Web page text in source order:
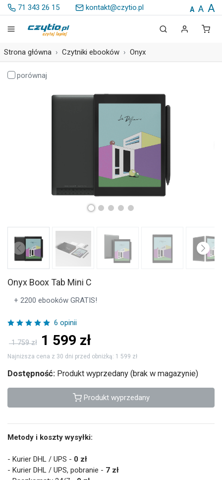
71 343 26 15 kontakt@czytio.pl A A A
Strona główna Czytniki ebooków Onyx
porównaj
Onyx Boox Tab Mini C
+ 2200 ebooków GRATIS!
6 opinii
1 759 zł 1 599 zł
Najniższa cena z 30 dni przed obniżką: 1 599 zł
Dostępność: Produkt wyprzedany (brak w magazynie)
Produkt wyprzedany
Metody i koszty wysyłki:
- Kurier DHL / UPS - 0 zł
- Kurier DHL / UPS, pobranie - 7 zł